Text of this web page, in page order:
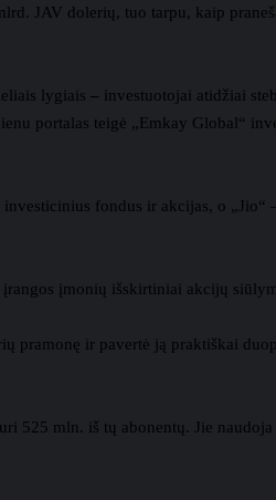
JAV dolerių, tuo tarpu, kaip
lygiais – investuotojai atidžiai
portalas teigė „Emkay Global“
fondus ir akcijas, o „Jio“
įmonių išskirtiniai akcijų
pramonę ir pavertė ją praktiškai
525 mln. iš tų abonentų. Jie